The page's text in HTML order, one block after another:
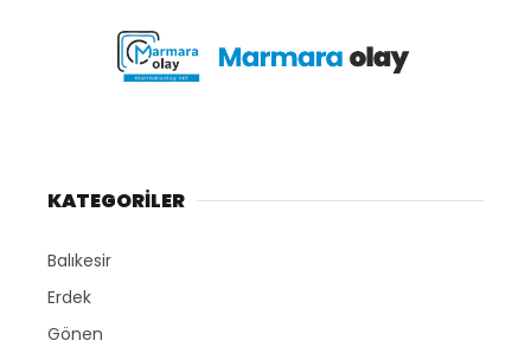
KATEGORİLER
Balıkesir
Erdek
Gönen